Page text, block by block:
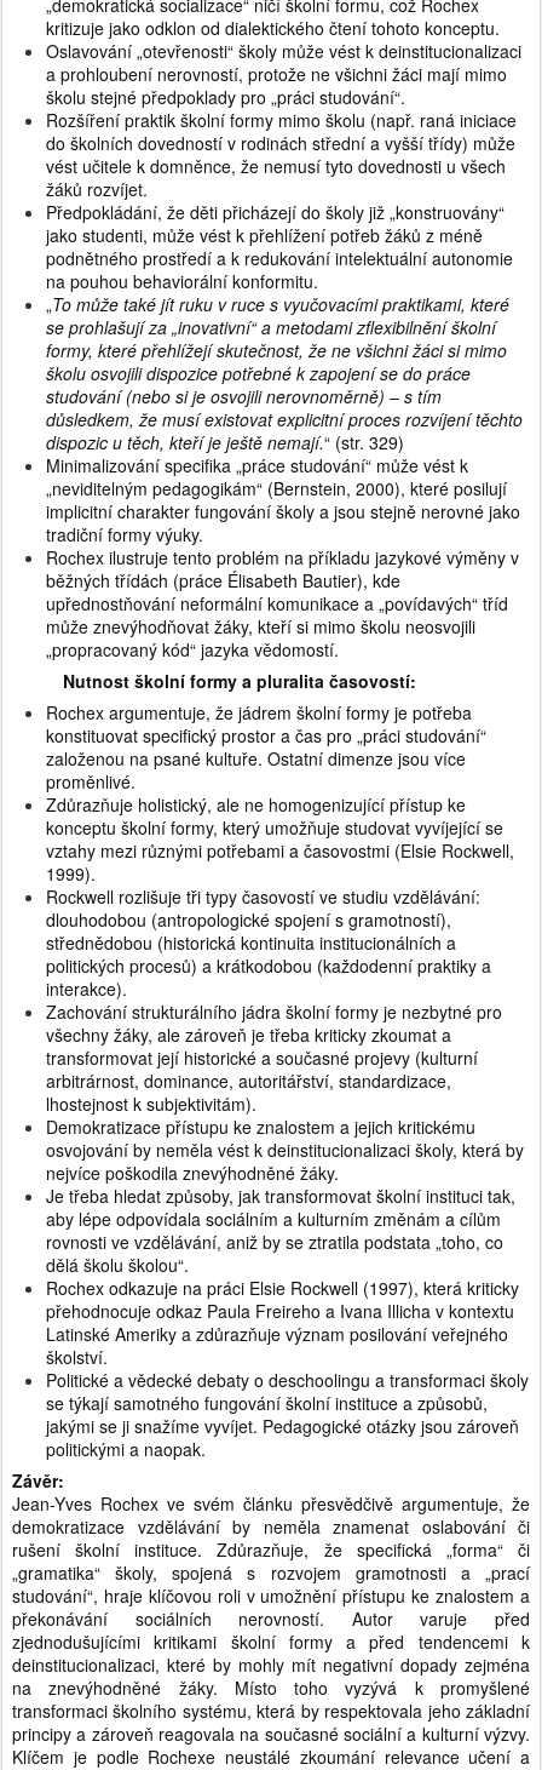
„demokratická socializace“ ničí školní formu, což Rochex
kritizuje jako odklon od dialektického čtení tohoto konceptu.
Oslavování „otevřenosti“ školy může vést k deinstitucionalizaci
a prohloubení nerovností, protože ne všichni žáci mají mimo
školu stejné předpoklady pro „práci studování“.
Rozšíření praktik školní formy mimo školu (např. raná iniciace
do školních dovedností v rodinách střední a vyšší třídy) může
vést učitele k domněnce, že nemusí tyto dovednosti u všech
žáků rozvíjet.
Předpokládání, že děti přicházejí do školy již „konstruovány“
jako studenti, může vést k přehlížení potřeb žáků z méně
podnětného prostředí a k redukování intelektuální autonomie
na pouhou behaviorální konformitu.
„To může také jít ruku v ruce s vyučovacími praktikami, které
se prohlašují za „inovativní“ a metodami zflexibilnění školní
formy, které přehlížejí skutečnost, že ne všichni žáci si mimo
školu osvojili dispozice potřebné k zapojení se do práce
studování (nebo si je osvojili nerovnoměrně) – s tím
důsledkem, že musí existovat explicitní proces rozvíjení těchto
dispozic u těch, kteří je ještě nemají.“ (str. 329)
Minimalizování specifika „práce studování“ může vést k
„neviditelným pedagogikám“ (Bernstein, 2000), které posilují
implicitní charakter fungování školy a jsou stejně nerovné jako
tradiční formy výuky.
Rochex ilustruje tento problém na příkladu jazykové výměny v
běžných třídách (práce Élisabeth Bautier), kde
upřednostňování neformální komunikace a „povídavých“ tříd
může znevýhodňovat žáky, kteří si mimo školu neosvojili
„propracovaný kód“ jazyka vědomostí.
Nutnost školní formy a pluralita časovostí:
Rochex argumentuje, že jádrem školní formy je potřeba
konstituovat specifický prostor a čas pro „práci studování“
založenou na psané kultuře. Ostatní dimenze jsou více
proměnlivé.
Zdůrazňuje holistický, ale ne homogenizující přístup ke
konceptu školní formy, který umožňuje studovat vyvíjející se
vztahy mezi různými potřebami a časovostmi (Elsie Rockwell,
1999).
Rockwell rozlišuje tři typy časovostí ve studiu vzdělávání:
dlouhodobou (antropologické spojení s gramotností),
střednědobou (historická kontinuita institucionálních a
politických procesů) a krátkodobou (každodenní praktiky a
interakce).
Zachování strukturálního jádra školní formy je nezbytné pro
všechny žáky, ale zároveň je třeba kriticky zkoumat a
transformovat její historické a současné projevy (kulturní
arbitrárnost, dominance, autoritářství, standardizace,
lhostejnost k subjektivitám).
Demokratizace přístupu ke znalostem a jejich kritickému
osvojování by neměla vést k deinstitucionalizaci školy, která by
nejvíce poškodila znevýhodněné žáky.
Je třeba hledat způsoby, jak transformovat školní instituci tak,
aby lépe odpovídala sociálním a kulturním změnám a cílům
rovnosti ve vzdělávání, aniž by se ztratila podstata „toho, co
dělá školu školou“.
Rochex odkazuje na práci Elsie Rockwell (1997), která kriticky
přehodnocuje odkaz Paula Freireho a Ivana Illicha v kontextu
Latinské Ameriky a zdůrazňuje význam posilování veřejného
školství.
Politické a vědecké debaty o deschoolingu a transformaci školy
se týkají samotného fungování školní instituce a způsobů,
jakými se ji snažíme vyvíjet. Pedagogické otázky jsou zároveň
politickými a naopak.
Závěr:
Jean-Yves Rochex ve svém článku přesvědčivě argumentuje, že
demokratizace vzdělávání by neměla znamenat oslabování či
rušení školní instituce. Zdůrazňuje, že specifická „forma“ či
„gramatika“ školy, spojená s rozvojem gramotnosti a „prací
studování“, hraje klíčovou roli v umožnění přístupu ke znalostem a
překonávání sociálních nerovností. Autor varuje před
zjednodušujícími kritikami školní formy a před tendencemi k
deinstitucionalizaci, které by mohly mít negativní dopady zejména
na znevýhodněné žáky. Místo toho vyzývá k promyšlené
transformaci školního systému, která by respektovala jeho základní
principy a zároveň reagovala na současné sociální a kulturní výzvy.
Klíčem je podle Rochexe neustálé zkoumání relevance učení a